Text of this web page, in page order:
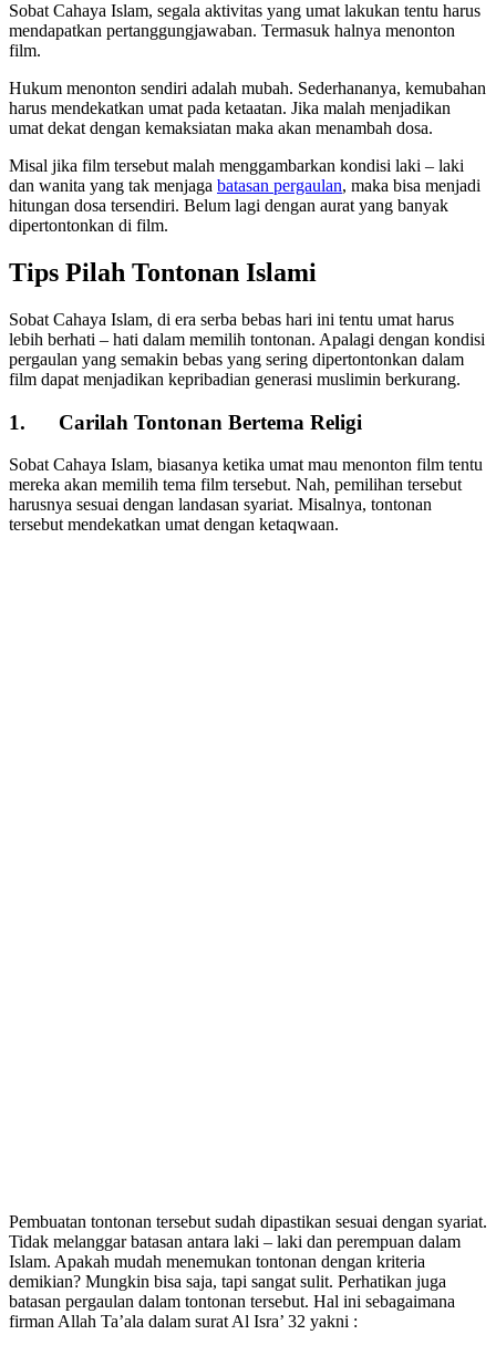
Sobat Cahaya Islam, segala aktivitas yang umat lakukan tentu harus
mendapatkan pertanggungjawaban. Termasuk halnya menonton
film.
Hukum menonton sendiri adalah mubah. Sederhananya, kemubahan
harus mendekatkan umat pada ketaatan. Jika malah menjadikan
umat dekat dengan kemaksiatan maka akan menambah dosa.
Misal jika film tersebut malah menggambarkan kondisi laki – laki
dan wanita yang tak menjaga batasan pergaulan, maka bisa menjadi
hitungan dosa tersendiri. Belum lagi dengan aurat yang banyak
dipertontonkan di film.
Tips Pilah Tontonan Islami
Sobat Cahaya Islam, di era serba bebas hari ini tentu umat harus
lebih berhati – hati dalam memilih tontonan. Apalagi dengan kondisi
pergaulan yang semakin bebas yang sering dipertontonkan dalam
film dapat menjadikan kepribadian generasi muslimin berkurang.
1. Carilah Tontonan Bertema Religi
Sobat Cahaya Islam, biasanya ketika umat mau menonton film tentu
mereka akan memilih tema film tersebut. Nah, pemilihan tersebut
harusnya sesuai dengan landasan syariat. Misalnya, tontonan
tersebut mendekatkan umat dengan ketaqwaan.
Pembuatan tontonan tersebut sudah dipastikan sesuai dengan syariat.
Tidak melanggar batasan antara laki – laki dan perempuan dalam
Islam. Apakah mudah menemukan tontonan dengan kriteria
demikian? Mungkin bisa saja, tapi sangat sulit. Perhatikan juga
batasan pergaulan dalam tontonan tersebut. Hal ini sebagaimana
firman Allah Ta’ala dalam surat Al Isra’ 32 yakni :